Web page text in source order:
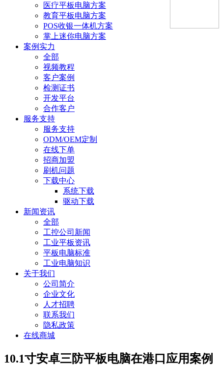
医疗平板电脑方案
教育平板电脑方案
POS收银一体机方案
掌上迷你电脑方案
案例实力
全部
视频教程
客户案例
检测证书
开发平台
合作客户
服务支持
服务支持
ODM/OEM定制
在线下单
招商加盟
刷机问题
下载中心
系统下载
驱动下载
新闻资讯
全部
工控公司新闻
工业平板资讯
平板电脑标准
工业电脑知识
关于我们
公司简介
企业文化
人才招聘
联系我们
隐私政策
在线商城
10.1寸安卓三防平板电脑在港口应用案例